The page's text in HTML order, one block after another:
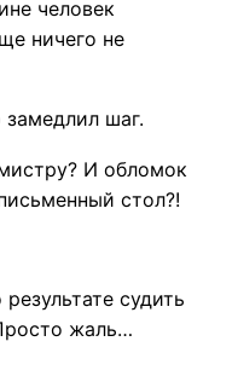
человек
ничего не
шаг.
И обломок
стол?!
судить
жаль…